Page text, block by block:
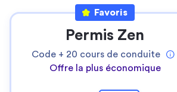
Favoris
Permis Zen
Code + 20 cours de conduite
Offre la plus économique